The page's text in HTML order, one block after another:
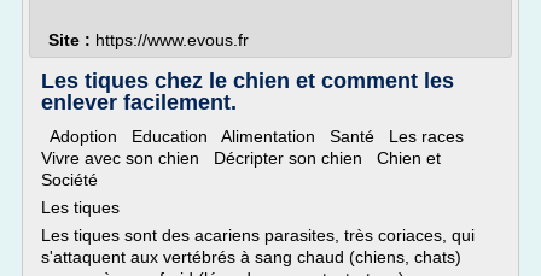
Site : https://www.evous.fr
Les tiques chez le chien et comment les
enlever facilement.
Adoption Education Alimentation Santé Les races
Vivre avec son chien Décripter son chien Chien et
Société
Les tiques
Les tiques sont des acariens parasites, très coriaces, qui
s'attaquent aux vertébrés à sang chaud (chiens, chats)